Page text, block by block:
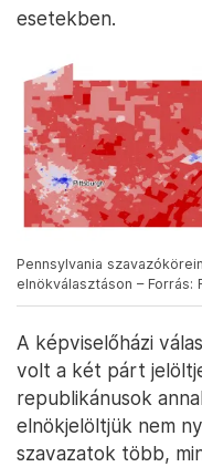
esetekben.
Pennsylvania
elnökválasztáson – Forrás:
A képviselőházi
volt a két párt
republikánusok
elnökjelöltjük nem
szavazatok több,